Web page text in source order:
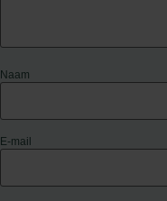
Naam
E-mail